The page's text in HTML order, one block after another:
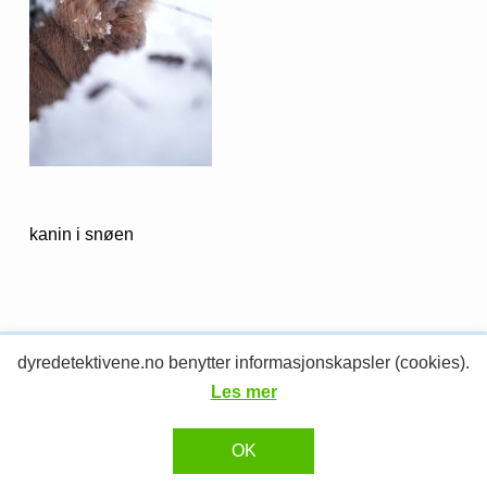
kanin i snøen
© 2026 Dyredetektivene.
Design og utvikling av
RESPONSIV MEDIA
dyredetektivene.no benytter informasjonskapsler (cookies).
Les mer
OK